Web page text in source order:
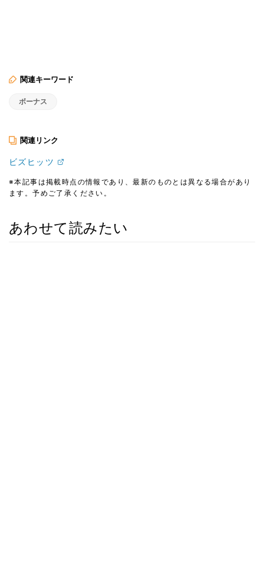
関連キーワード
ボーナス
関連リンク
ビズヒッツ
※本記事は掲載時点の情報であり、最新のものとは異なる場合があり
ます。予めご了承ください。
あわせて読みたい